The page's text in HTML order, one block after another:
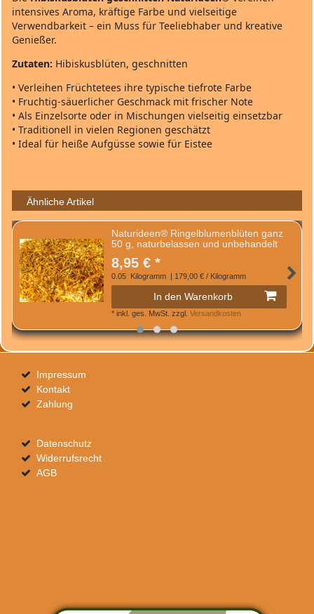
intensives Aroma, kräftige Farbe und vielseitige
Verwendbarkeit – ein Muss für Teeliebhaber und kreative
Genießer.
Zutaten: Hibiskusblüten, geschnitten
• Verleihen Früchtetees ihre typische tiefrote Farbe
• Fruchtig‑säuerlicher Geschmack mit frischer Note
• Als Einzelsorte oder in Mischungen vielseitig einsetzbar
• Traditionell in vielen Regionen geschätzt
• Ideal für heiße Aufgüsse sowie für Eistee
Ähnliche Artikel
Naturideen® Ringelblumenblüten ganz
50 g, naturbelassen und unbehandelt
8,95 € *
0.05 Kilogramm | 179,00 € / Kilogramm
In den Warenkorb
* inkl. ges. MwSt. zzgl. Versandkosten
Impressum
Kontakt
Zahlung
Datenschutz
Widerrufsrecht
AGB